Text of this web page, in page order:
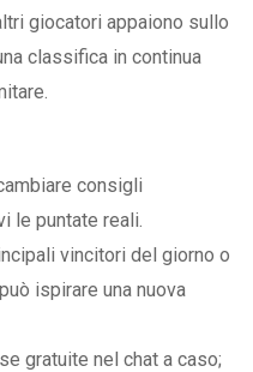
giocatori appaiono sullo
classifica in continua
consigli
le puntate reali.
vincitori del giorno o
ispirare una nuova
gratuite nel chat a caso;